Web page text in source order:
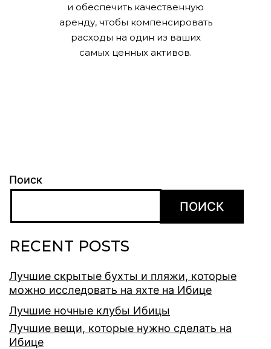
и обеспечить качественную
аренду, чтобы компенсировать
расходы на один из ваших
самых ценных активов.
Поиск
ПОИСК
RECENT POSTS
Лучшие скрытые бухты и пляжи, которые
можно исследовать на яхте на Ибице
Лучшие ночные клубы Ибицы
Лучшие вещи, которые нужно сделать на
Ибице